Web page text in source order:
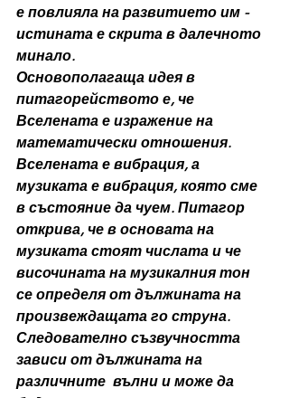
е повлияла на развитието им -
истината е скрита в далечното
минало.
Основополагаща идея в
питагорейството е, че
Вселената е изражение на
математически отношения.
Вселената е вибрация, а
музиката е вибрация, която сме
в състояние да чуем. Питагор
открива, че в основата на
музиката стоят числата и че
височината на музикалния тон
се определя от дължината на
произвеждащата го струна.
Следователно съзвучността
зависи от дължината на
различните  вълни и може да